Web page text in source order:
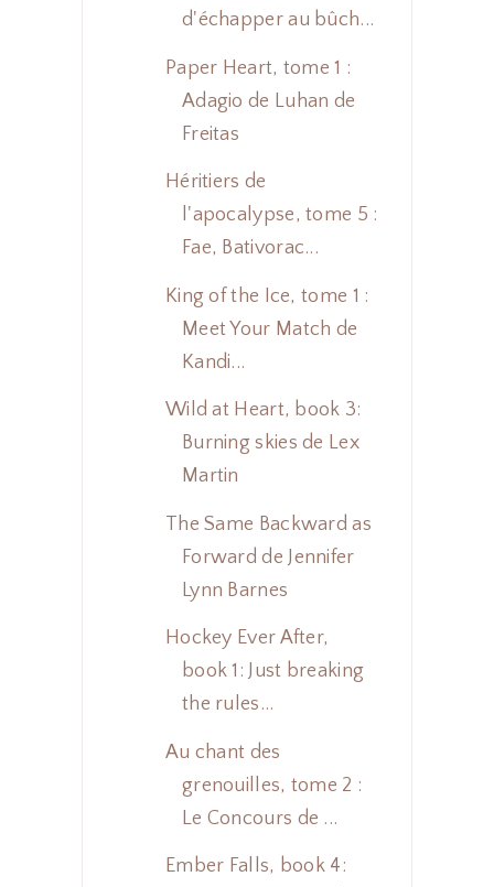
d'échapper au bûch...
Paper Heart, tome 1 :
Adagio de Luhan de
Freitas
Héritiers de
l'apocalypse, tome 5 :
Fae, Bativorac...
King of the Ice, tome 1 :
Meet Your Match de
Kandi...
Wild at Heart, book 3:
Burning skies de Lex
Martin
The Same Backward as
Forward de Jennifer
Lynn Barnes
Hockey Ever After,
book 1: Just breaking
the rules...
Au chant des
grenouilles, tome 2 :
Le Concours de ...
Ember Falls, book 4: